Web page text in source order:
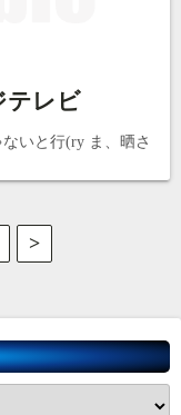
テレビ
いと行(ry ま、晒さ
>